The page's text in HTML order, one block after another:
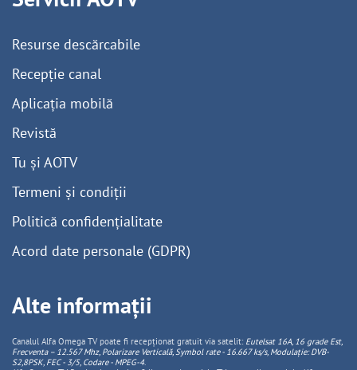
Resurse descărcabile
Recepție canal
Aplicația mobilă
Revistă
Tu și AOTV
Termeni și condiții
Politică confidențialitate
Acord date personale (GDPR)
Alte informații
Canalul Alfa Omega TV poate fi recepționat gratuit via satelit: Eutelsat 16A, 16 grade Est,
Frecventa – 12.567 Mhz, PolarizareVerticală, Symbol rate - 16.667 ks/s, Modulație: DVB-
S2,8PSK, FEC - 3/5, Codare - MPEG-4.